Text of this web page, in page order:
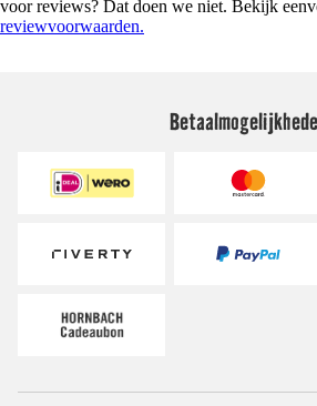
voor reviews? Dat doen we niet. Bekijk
reviewvoorwaarden.